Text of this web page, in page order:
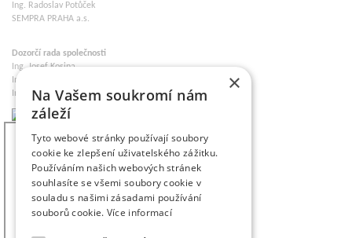
Ing. Radoslav Potůček
SEMPRA PRAHA a.s.
Dozorčí rada společnosti
Ing. Josef Kosina
Ing. Martin Ludvík
Ing. Roman Chaloupka
×
Na Vašem soukromí nám
záleží
Tyto webové stránky používají soubory
cookie ke zlepšení uživatelského zážitku.
Používáním našich webových stránek
souhlasíte se všemi soubory cookie v
souladu s našimi zásadami používání
souborů cookie. Více informací